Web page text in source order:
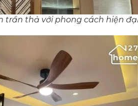
trần thả với phong cách hiện